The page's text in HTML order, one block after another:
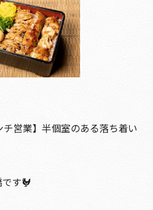
チ営業】半個室のある落ち着い
す🐓